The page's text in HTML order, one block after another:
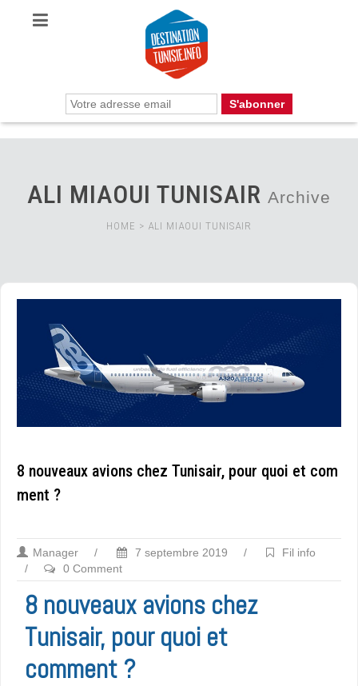
ALI MIAOUI TUNISAIR Archive
HOME > ALI MIAOUI TUNISAIR
8 nouveaux avions chez Tunisair, pour quoi et com
ment ?
Manager / 7 septembre 2019 /
Fil info
/
0 Comment
8 nouveaux avions chez
Tunisair, pour quoi et
comment ?